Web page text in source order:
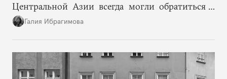
Центральной Азии всегда могли обратиться к
Москве за дополнительными объемами, то
Галия Ибрагимова